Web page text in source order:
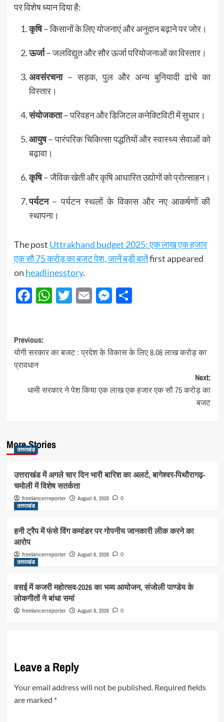
पर विशेष ध्यान दिया है:
कृषि– किसानों के लिए योजनाएं और अनुदान बढ़ाने पर जोर।
ऊर्जा– जलविद्युत और सौर ऊर्जा परियोजनाओं का विस्तार।
अवसंरचना– सड़क, पुल और अन्य बुनियादी ढांचे का
विस्तार।
संयोजकता– परिवहन और डिजिटल कनेक्टिविटी में सुधार।
आयुष– पारंपरिक चिकित्सा पद्धतियों और स्वास्थ्य सेवाओं को
बढ़ावा।
कृषि– जैविक खेती और कृषि आधारित उद्योगों को प्रोत्साहन।
पर्यटन– पर्यटन स्थलों के विकास और नए आकर्षणों की
स्थापना।
The post Uttrakhand budget 2025: एक लाख एक हजार
एक सौ 75 करोड़ का बजट पेश, जानें बड़ी बातेंfirst appeared
on headlinesstory.
Facebook
WhatsApp
Twitter
EmailMessenger
Share
Post
navigation
Previous:
योगी सरकार का बजट : प्रदेश के विकास के लिए 8.08 लाख करोड़ का
प्रावधान
Next:
धामी सरकार ने पेश किया एक लाख एक हजार एक सौ 75 करोड़ का
बजट
More Stories
उत्तराखंड
उत्तराखंड में अगले चार दिन भारी बारिश का अलर्ट, बागेश्वर-पिथौरागढ़-
चमोली में विशेष सतर्कता
freelancerreporter August 8, 2026 0
उत्तराखंड
हनी ट्रैप में फंसे विंग कमांडर पर गोपनीय जानकारी लीक करने का
आरोप
freelancerreporter August 8, 2026 0
उत्तराखंड
वसई में कजरी महोत्सव-2026 का भव्य आयोजन, संजोली पाण्डेय के
लोकगीतों ने बांधा समां
freelancerreporter August 8, 2026 0
Leave a Reply
Your email address will not be published. Required fields
are marked *